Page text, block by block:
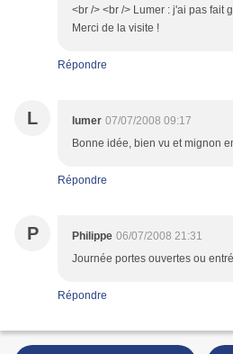
<br /> <br /> Lumer : j'ai pas fait
Merci de la visite !
Répondre
L lumer 07/07/2008 09:17
Bonne idée, bien vu et mignon
Répondre
P Philippe 06/07/2008 21:31
Journée portes ouvertes ou
Répondre